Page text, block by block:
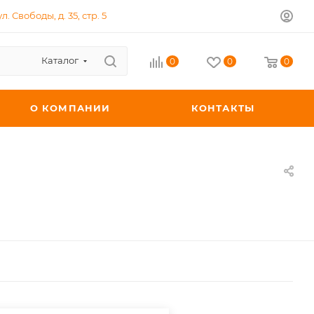
Свободы, д. 35, стр. 5
Каталог 0 0 0
О КОМПАНИИ КОНТАКТЫ